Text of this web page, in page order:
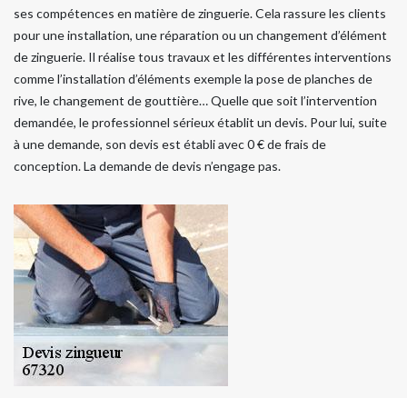
ses compétences en matière de zinguerie. Cela rassure les clients
pour une installation, une réparation ou un changement d’élément
de zinguerie. Il réalise tous travaux et les différentes interventions
comme l’installation d’éléments exemple la pose de planches de
rive, le changement de gouttière… Quelle que soit l’intervention
demandée, le professionnel sérieux établit un devis. Pour lui, suite
à une demande, son devis est établi avec 0 € de frais de
conception. La demande de devis n’engage pas.